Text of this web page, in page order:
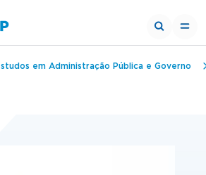
em Administração Pública e Governo